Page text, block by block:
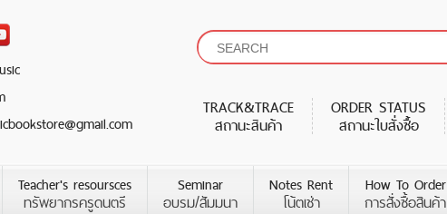
TRACK&TRACE
สถานะสินค้า
ORDER STATUS
สถานะใบสั่งซื้อ
Teacher's resoursces
ทรัพยากรครูดนตรี
Seminar
อบรม/สัมมนา
Notes Rent
โน้ตเช่า
How To Order
การสั่งซื้อสินค้า